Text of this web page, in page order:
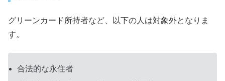
グリーンカード所持者など、以下の人は対象外となりま
す。
合法的な永住者